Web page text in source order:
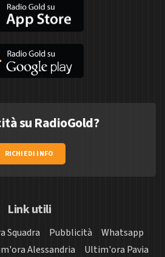
su RadioGold?
RICHIEDI INFO
Link utili
Squadra Pubblicità
Whatsapp
Alessandria
Ultim'ora Pavia